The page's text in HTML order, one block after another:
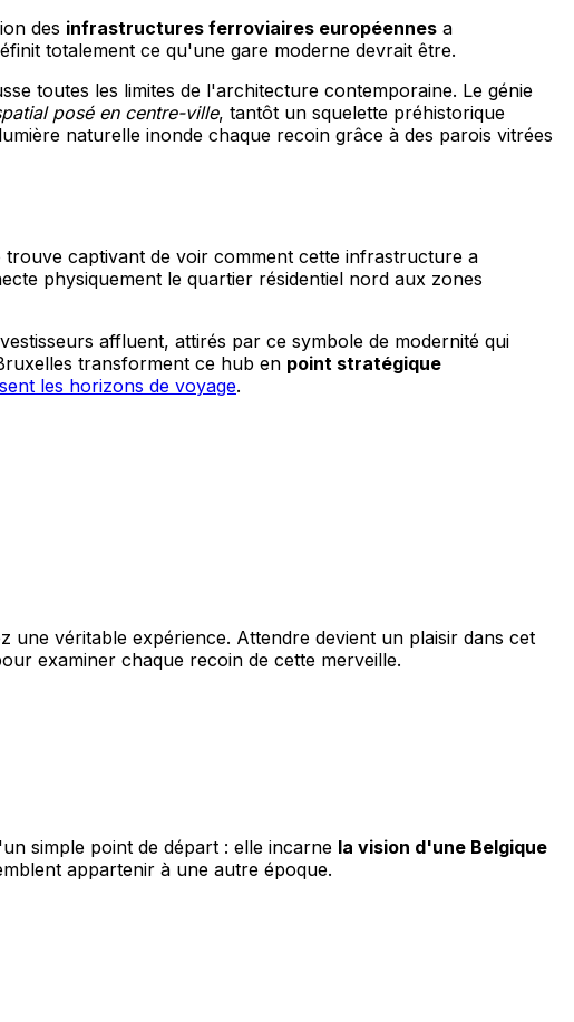
des infrastructures ferroviaires européennes a
totalement ce qu'une gare moderne devrait être.
toutes les limites de l'architecture contemporaine. Le génie
posé en centre-ville, tantôt un squelette préhistorique
naturelle inonde chaque recoin grâce à des parois vitrées
captivant de voir comment cette infrastructure a
physiquement le quartier résidentiel nord aux zones
affluent, attirés par ce symbole de modernité qui
transforment ce hub en point stratégique
les horizons de voyage.
une véritable expérience. Attendre devient un plaisir dans cet
examiner chaque recoin de cette merveille.
simple point de départ : elle incarne la vision d'une Belgique
appartenir à une autre époque.